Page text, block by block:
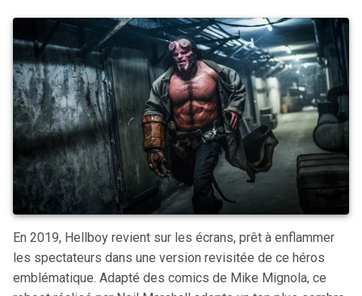
En 2019, Hellboy revient sur les écrans, prêt à enflammer
les spectateurs dans une version revisitée de ce héros
emblématique. Adapté des comics de Mike Mignola, ce